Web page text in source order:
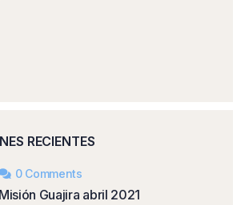
RECIENTES
0 Comments
Misión Guajira abril 2021